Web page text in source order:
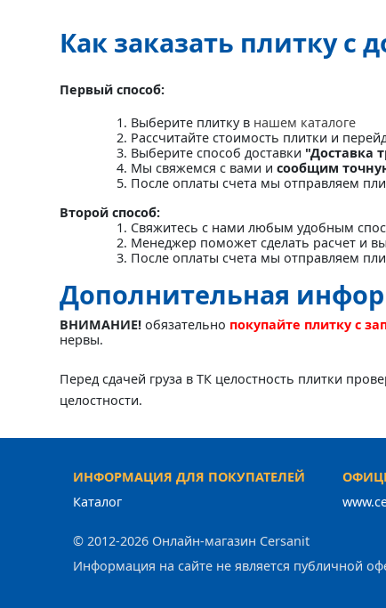
Как заказать плитку с
Первый способ:
Выберите плитку в нашем каталоге
Рассчитайте стоимость плитки и
Выберите способ доставки "Доставка
Мы свяжемся с вами и сообщим
После оплаты счета мы отправляем
Второй способ:
Свяжитесь с нами любым удобным
Менеджер поможет сделать расчет и
После оплаты счета мы отправляем
Дополнительная
ВНИМАНИЕ! обязательно покупайте плитку с
нервы.
Перед сдачей груза в ТК целостность плитки
целостности.
ИНФОРМАЦИЯ ДЛЯ ПОКУПАТЕЛЕЙ
Каталог
© 2012-2026 Онлайн-магазин Cersanit
Информация на сайте не является публичной